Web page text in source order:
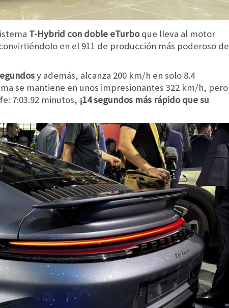
T-Hybrid con doble eTurboque lleva al motor
en el 911 de producción más poderoso de
y además, alcanza 200 km/h en solo 8.4
se mantiene en unos impresionantes 322 km/h, pero
7:03.92 minutos, ¡14 segundos más rápido que su